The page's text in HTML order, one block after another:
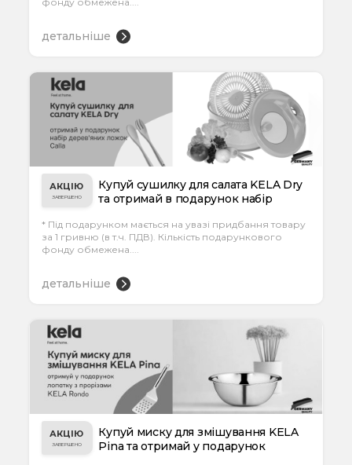
детальніше
АКЦІЮ
ЗАВЕРШЕНО
Купуй сушилку для салата KELA Dry
та отримай в подарунок набір
* Під подарунком мається на увазі придбання товару
за 1 гривню (в т.ч. ПДВ). Кількість подарункового
фонду обмежена....
детальніше
АКЦІЮ
ЗАВЕРШЕНО
Купуй миску для змішування KELA
Pina та отримай у подарунок